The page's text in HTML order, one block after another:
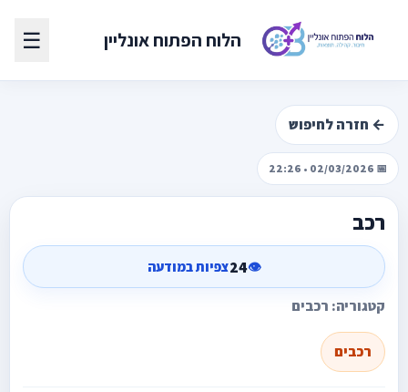
הלוח הפתוח אונליין ☰
← חזרה לחיפוש
📅 02/03/2026 • 22:26
רכב
👁️
24צפיות במודעה
קטגוריה: רכבים
רכבים